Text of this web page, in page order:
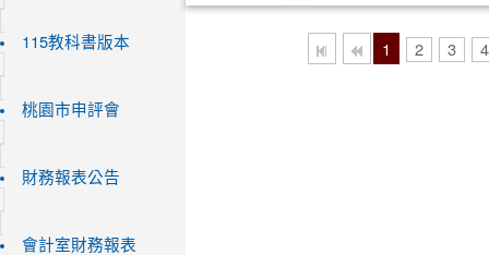
115教科書版本
桃園市申評會
財務報表公告
會計室財務報表
1 2 3